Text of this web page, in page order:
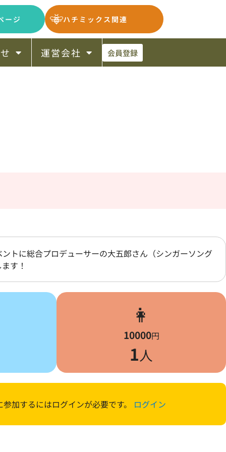
ージ ハチミックス関連
運営会社 会員登録
トに総合プロデューサーの大五郎さん（シンガーソング
す！
👩
10000円
1人
加するにはログインが必要です。 ログイン